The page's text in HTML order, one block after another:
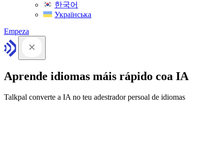
한국어
Українська
Empeza
Aprende idiomas máis rápido coa IA
Talkpal converte a IA no teu adestrador persoal de idiomas